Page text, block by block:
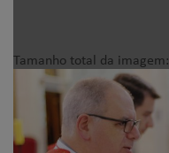
Tamanho total da imagem: